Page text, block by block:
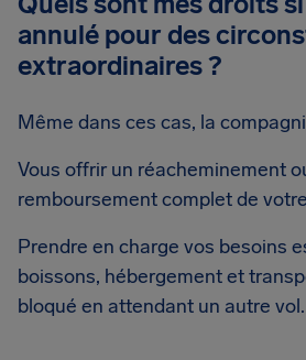
annulé pour des
extraordinaires ?
Même dans ces cas, la
Vous offrir un réacheminement
remboursement complet de
Prendre en charge vos besoins
boissons, hébergement et
bloqué en attendant un autre vol.